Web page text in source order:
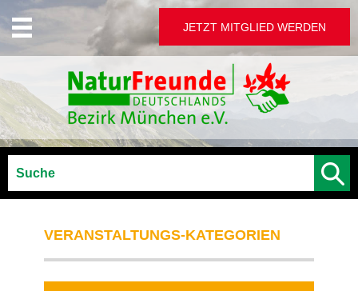
JETZT MITGLIED WERDEN
VERANSTALTUNGS-KATEGORIEN